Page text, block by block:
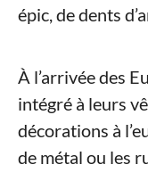
épic, de dents
À l’arrivée des
intégré à leurs
décorations à
de métal ou les